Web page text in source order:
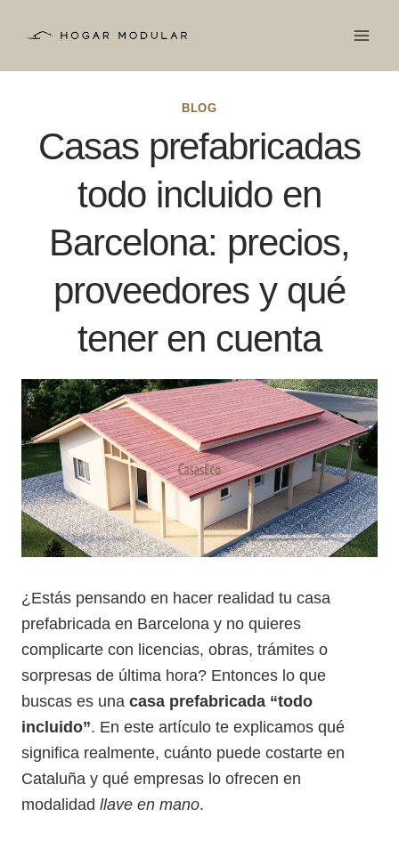
BLOG
Casas prefabricadas
todo incluido en
Barcelona: precios,
proveedores y qué
tener en cuenta
¿Estás pensando en hacer realidad tu casa
prefabricada en Barcelona y no quieres
complicarte con licencias, obras, trámites o
sorpresas de última hora? Entonces lo que
buscas es una casa prefabricada “todo
incluido”. En este artículo te explicamos qué
significa realmente, cuánto puede costarte en
Cataluña y qué empresas lo ofrecen en
modalidad llave en mano.